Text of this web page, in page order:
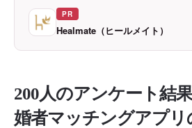
instagram
・X
・株式会社Rooters
PR
Healmate（ヒールメイト）
200人のアンケート結
婚者マッチングアプリ